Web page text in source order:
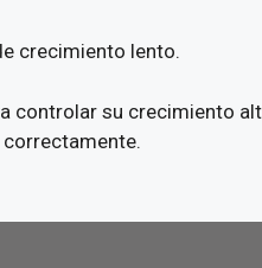
crecimiento lento.
controlar su crecimiento